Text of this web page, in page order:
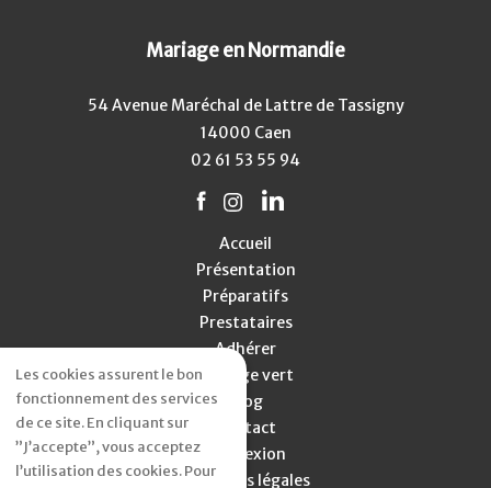
Mariage en Normandie
54 Avenue Maréchal de Lattre de Tassigny
14000 Caen
02 61 53 55 94
Accueil
Présentation
Préparatifs
Prestataires
Adhérer
Mariage vert
Blog
Contact
Connexion
Mentions légales
Les cookies assurent le bon
fonctionnement des services
de ce site. En cliquant sur
”J’accepte”, vous acceptez
l’utilisation des cookies. Pour